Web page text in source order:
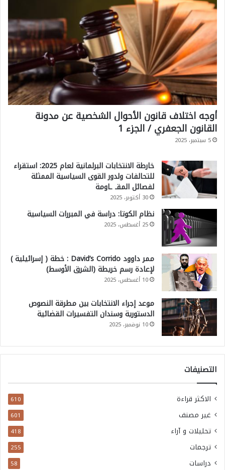
أوجه اختلاف قانون الأحوال الشخصية عن مدونة
القانون الجعفري / الجزء 1
5 سبتمبر، 2025
خارطة الانتخابات البرلمانية لعام 2025: استقراء
للتحالفات ولدور القوى السياسية الممثلة
لفصائل المقـ ـاومة
30 أكتوبر، 2025
نظام الكوتا: دراسة في المبررات السياسية
25 أغسطس، 2025
ممر داوود David’s Corrido : خطة ( إسرائيلية )
لإعادة رسم خريطة (الشرق الأوسط)
10 أغسطس، 2025
موعد إجراء الانتخابات بين مطرقة النصوص
الدستورية وسندان التفسيرات القضائية
10 نوفمبر، 2025
التصنيفات
الاكثر قراءة 610
غير مصنف 601
تحليلات و آراء 418
ترجمات 255
دراسات 58